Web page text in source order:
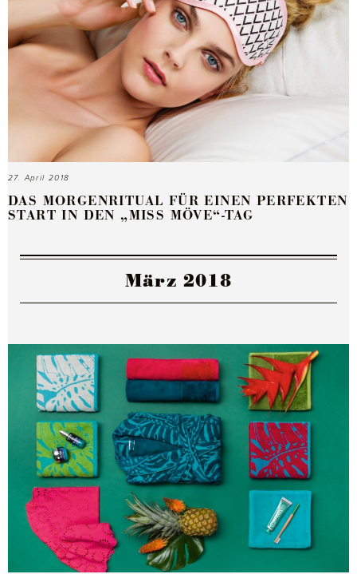
27. April 2018
DAS MORGENRITUAL FÜR EINEN PERFEKTEN
START IN DEN „MISS MÖVE“-TAG
März 2018